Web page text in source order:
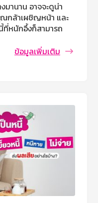
านาน อาจจะดูน่า
กล้าเผชิญหน้า และ
ที่หนักอึ้งก็สามารถ
กับตัวเอง หนี้ไม่ใช่
ข้อมูลเพิ่มเติม